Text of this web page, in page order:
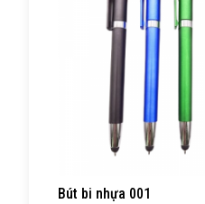
Bút bi nhựa 001